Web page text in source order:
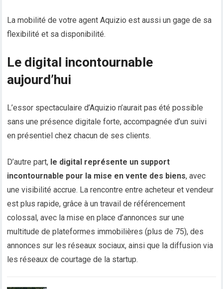
La mobilité de votre agent Aquizio est aussi un gage de sa
flexibilité et sa disponibilité.
Le digital incontournable
aujourd’hui
L’essor spectaculaire d’Aquizio n’aurait pas été possible
sans une présence digitale forte, accompagnée d’un suivi
en présentiel chez chacun de ses clients.
D’autre part, le digital représente un support
incontournable pour la mise en vente des biens, avec
une visibilité accrue. La rencontre entre acheteur et vendeur
est plus rapide, grâce à un travail de référencement
colossal, avec la mise en place d’annonces sur une
multitude de plateformes immobilières (plus de 75), des
annonces sur les réseaux sociaux, ainsi que la diffusion via
les réseaux de courtage de la startup.